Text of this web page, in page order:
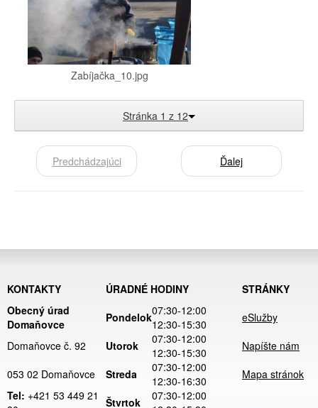
Zabíjačka_10.jpg
Stránka 1 z 12
Predchádzajúci Ďalej
KONTAKTY ÚRADNÉ HODINY
STRÁNKY
Obecný úrad
Domaňovce
Pondelok07:30-12:00
12:30-15:30
eSlužby
Domaňovce č. 92
Utorok
07:30-12:00
12:30-15:30
Napíšte nám
053 02 Domaňovce
Streda
07:30-12:00
12:30-16:30
Mapa stránok
Tel: +421 53 449 21
Štvrtok
07:30-12:00